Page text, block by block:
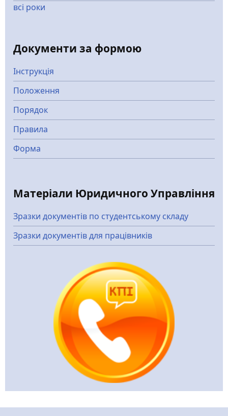
всі роки
Документи за формою
Інструкція
Положення
Порядок
Правила
Форма
Матеріали Юридичного Управління
Зразки документів по студентському складу
Зразки документів для працівників